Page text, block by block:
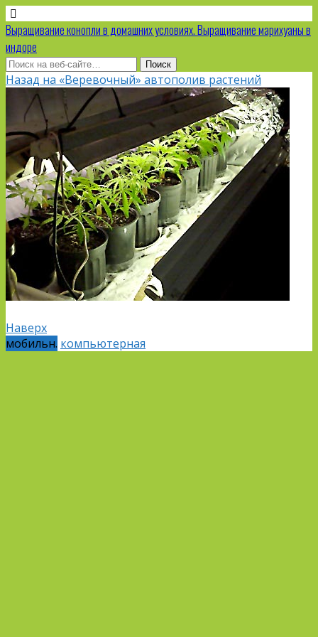
Выращивание конопли в домашних условиях. Выращивание марихуаны в
индоре
Назад на «Веревочный» автополив растений
Наверх
мобильн. компьютерная